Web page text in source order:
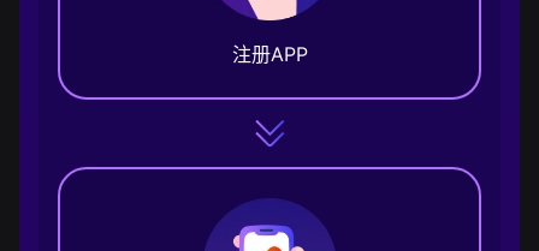
注册APP